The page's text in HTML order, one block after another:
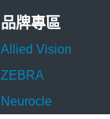
品牌專區
Allied Vision
ZEBRA
Neurocle